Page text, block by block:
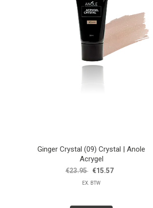
Ginger Crystal (09) Crystal | Anole
Acrygel
€23.95 €15.57
EX. BTW